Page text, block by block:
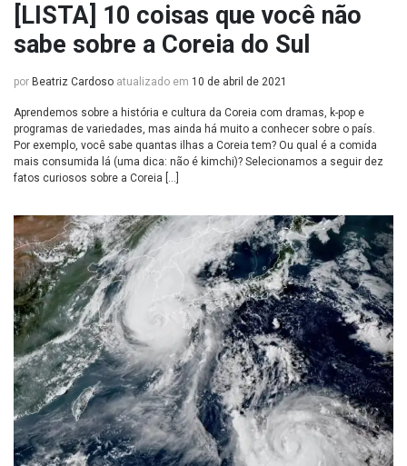
[LISTA] 10 coisas que você não
sabe sobre a Coreia do Sul
por Beatriz Cardoso atualizado em 10 de abril de 2021
Aprendemos sobre a história e cultura da Coreia com dramas, k-pop e
programas de variedades, mas ainda há muito a conhecer sobre o país.
Por exemplo, você sabe quantas ilhas a Coreia tem? Ou qual é a comida
mais consumida lá (uma dica: não é kimchi)? Selecionamos a seguir dez
fatos curiosos sobre a Coreia […]